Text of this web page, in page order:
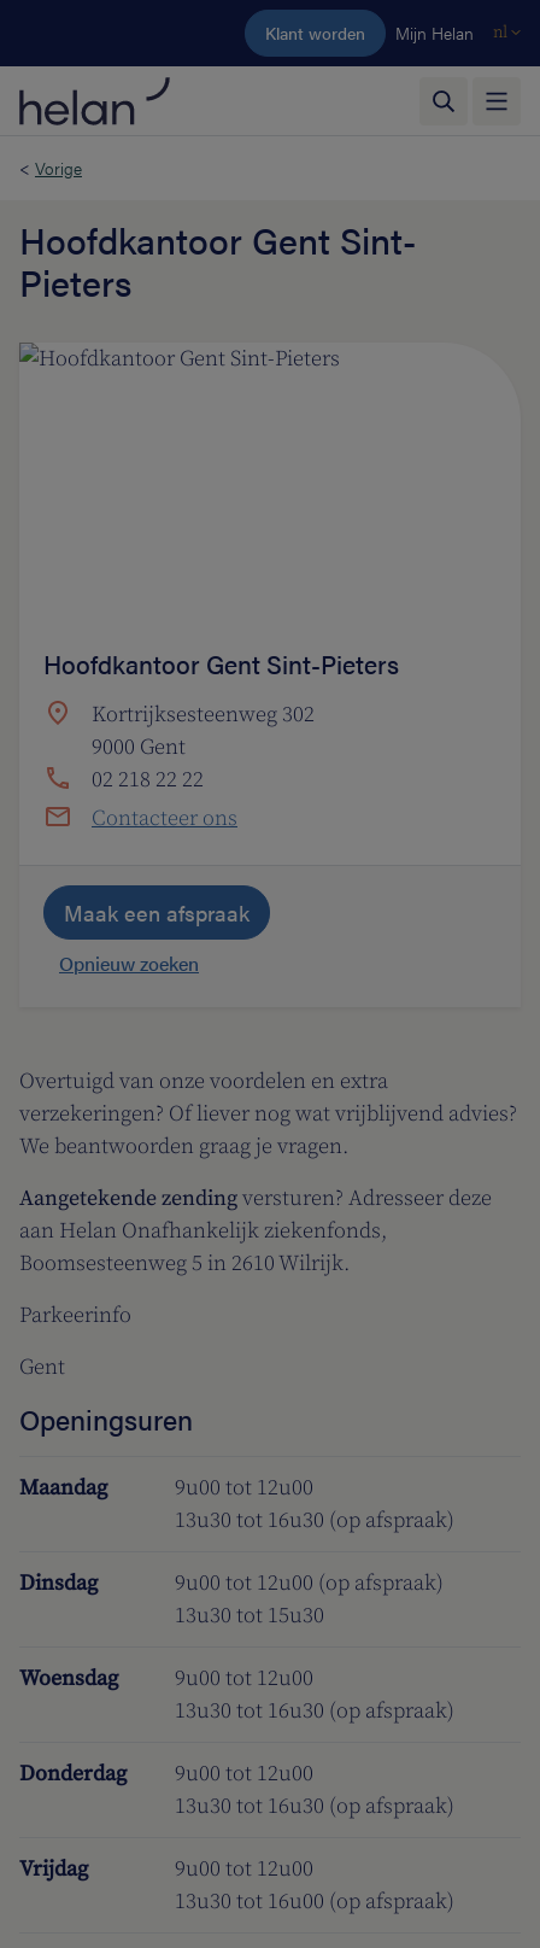
Ga naar de hoofdinhoud
Klant worden Mijn Helan nl
< Vorige
Hoofdkantoor Gent Sint-
Pieters
Overtuigd van onze voordelen en extra
verzekeringen? Of liever nog wat vrijblijvend advies?
We beantwoorden graag je vragen.
Aangetekende zendingversturen? Adresseer deze
aan Helan Onafhankelijk ziekenfonds,
Boomsesteenweg 5 in 2610 Wilrijk.
Parkeerinfo
Gent
Openingsuren
Maandag
9u00 tot 12u00
13u30 tot 16u30 (op afspraak)
Dinsdag
9u00 tot 12u00 (op afspraak)
13u30 tot 15u30
Woensdag
9u00 tot 12u00
13u30 tot 16u30 (op afspraak)
Donderdag
9u00 tot 12u00
13u30 tot 16u30 (op afspraak)
Vrijdag
9u00 tot 12u00
13u30 tot 16u00 (op afspraak)
Hoofdkantoor Gent Sint-Pieters
Kortrijksesteenweg 302
9000 Gent
02 218 22 22
Contacteer ons
Maak een afspraak
Opnieuw zoeken